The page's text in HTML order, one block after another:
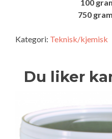
100
750
Kategori: Teknisk/kjemisk
Du liker